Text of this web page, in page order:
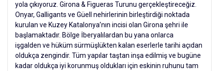
yola çıkıyoruz. Girona & Figueras Turunu gerçekleştireceğiz.
Onyar, Galligants ve Güell nehirlerinin birleştirdiği noktada
kurulan ve Kuzey Katalonya’nın incisi olan Girona şehri ile
başlamaktadır. Bölge İberyalılardan bu yana onlarca
işgalden ve hüküm sürmüşlükten kalan eserlerle tarihi açıdan
oldukça zengindir. Tüm yapılar taştan inşa edilmiş ve bugüne
kadar oldukça iyi korunmuş oldukları için eskinin ruhunu tam